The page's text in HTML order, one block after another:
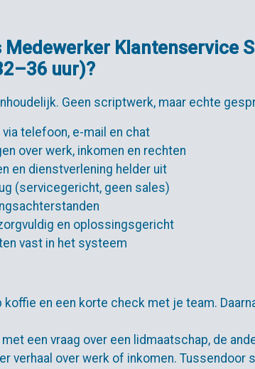
Medewerker Klantenservice
uur)?
Geen scriptwerk, maar echte
telefoon, e-mail en chat
over werk, inkomen en rechten
en dienstverlening helder uit
(servicegericht, geen sales)
en oplossingsgericht
vast in het systeem
en een korte check met je team.
een vraag over een lidmaatschap, de
verhaal over werk of inkomen. Tussendoor